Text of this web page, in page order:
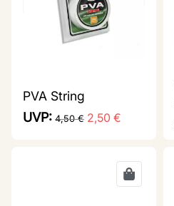
PVA String
UVP: 4,50€ 2,50 €